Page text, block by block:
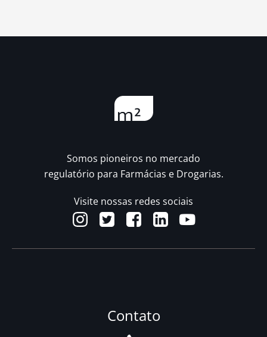
Somos pioneiros no mercado
regulatório para Farmácias e Drogarias.
Visite nossas redes sociais
Contato